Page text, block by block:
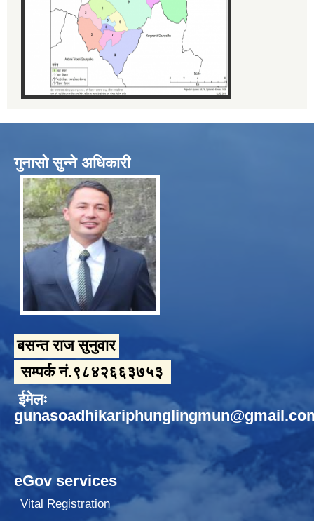
गुनासो सुन्ने अधिकारी
बसन्त राज सुनुवार
सम्पर्क नं.९८४२६६३७५३
ईमेलः
eGov services
Vital Registration